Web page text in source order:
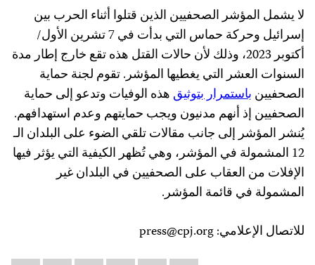
لا يشمل المؤشر الصحفيين الذين قتلوا أثناء الحرب بين
إسرائيل وحركة حماس التي بدأت في 7 تشرين الأول/
أكتوبر 2023، وذلك لأن حالات القتل هذه تقع خارج إطار مدة
السنوات العشر التي يغطيها المؤشر. تقوم لجنة حماية
الصحفيين باستمرار بتوثيق هذه الوفيات وتدعو إلى حماية
الصحفيين إذ أنهم مدنيون ويجب حمايتهم وعدم استهدافهم.
يُنشر المؤشر إلى جانب مقالات تلقي الضوء على البلدان الـ
12 المشمولة في المؤشر، وهي تُظهر الكيفية التي يؤثر فيها
الإفلات من العقاب على الصحفيين في البلدان غير
المشمولة في قائمة المؤشر.
للاتصال الإعلامي:press@cpj.org